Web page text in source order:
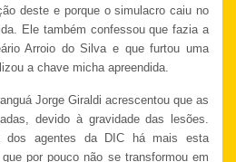
deste e porque o simulacro caiu no
Ele também confessou que fazia a
Arroio do Silva e que furtou uma
a chave micha apreendida.
Jorge Giraldi acrescentou que as
devido à gravidade das lesões.
dos agentes da DIC há mais esta
por pouco não se transformou em